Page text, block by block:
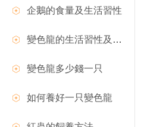
企鵝的食量及生活習性
變色龍的生活習性及變色現象
變色龍多少錢一只
如何養好一只變色龍